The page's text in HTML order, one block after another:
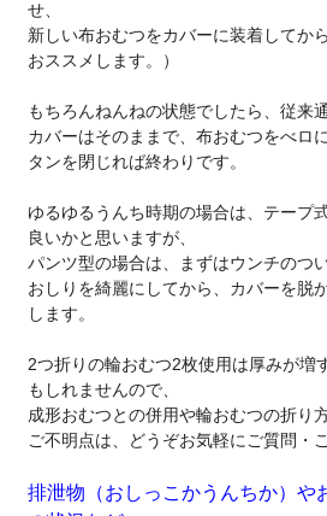
せ、
新しい布おむつをカバーに装着してか
おススメします。）
もちろんねんねの状態でしたら、従来
カバーはそのままで、布おむつをべロ
タンを閉じれば終わりです。
ゆるゆるうんち時期の場合は、テープ
良いかと思いますが、
パンツ型の場合は、まずはウンチのつ
おしりを綺麗にしてから、カバーを脱
します。
2つ折りの輪おむつ2枚使用は厚みが増
もしれませんので、
成形おむつとの併用や輪おむつの折り
ご不明点は、どうぞお気軽にご質問・
排泄物（おしっこかうんちか）や